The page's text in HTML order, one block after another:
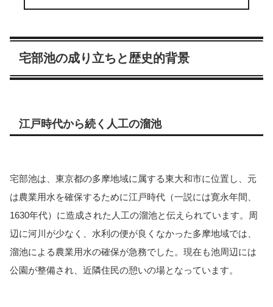
宅部池の成り立ちと歴史的背景
江戸時代から続く人工の溜池
宅部池は、東京都の多摩地域に属する東大和市に位置し、元
は農業用水を確保するために江戸時代（一説には寛永年間、
1630年代）に造成された人工の溜池と伝えられています。周
辺に河川が少なく、水利の便が良くなかった多摩地域では、
溜池による農業用水の確保が急務でした。現在も池周辺には
公園が整備され、近隣住民の憩いの場となっています。